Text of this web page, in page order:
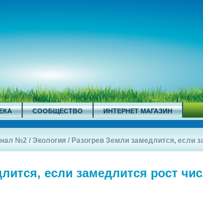
СООБЩЕСТВО ИНТЕРНЕТ МАГАЗИН
№2 /Экология / Разогрев Земли замедлится, если
если замедлится рост